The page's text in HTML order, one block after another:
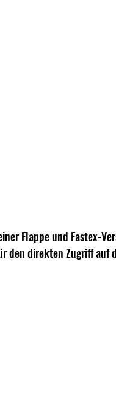
Flappe und Fastex-
den direkten Zugriff auf